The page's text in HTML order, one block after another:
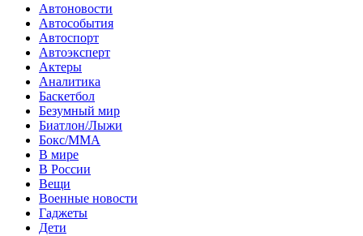
Автоновости
Автособытия
Автоспорт
Автоэксперт
Актеры
Аналитика
Баскетбол
Безумный мир
Биатлон/Лыжи
Бокс/MMA
В мире
В России
Вещи
Военные новости
Гаджеты
Дети